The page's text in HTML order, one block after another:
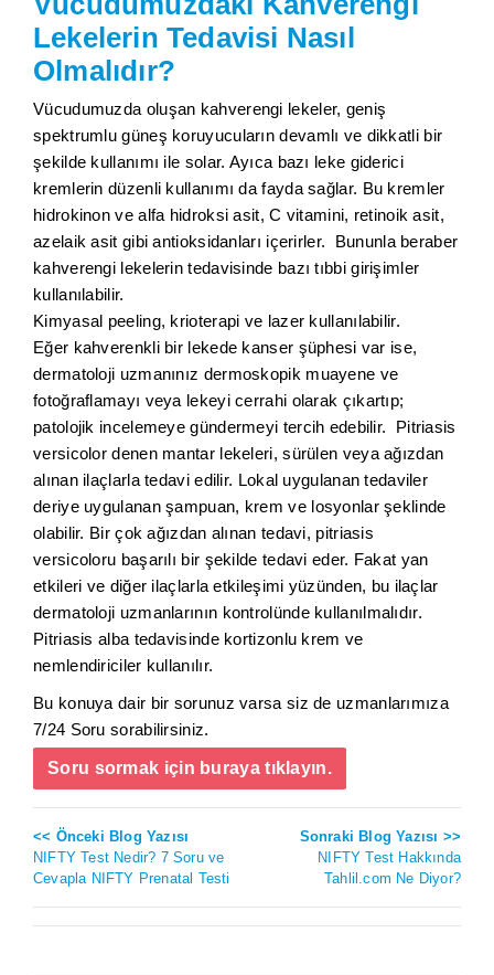
Lekelerin Tedavisi Nasıl
Olmalıdır?
Vücudumuzda oluşan kahverengi lekeler, geniş
spektrumlu güneş koruyucuların devamlı ve dikkatli bir
şekilde kullanımı ile solar. Ayıca bazı leke giderici
kremlerin düzenli kullanımı da fayda sağlar. Bu kremler
hidrokinon ve alfa hidroksi asit, C vitamini, retinoik asit,
azelaik asit gibi antioksidanları içerirler. Bununla beraber
kahverengi lekelerin tedavisinde bazı tıbbi girişimler
kullanılabilir.
Kimyasal peeling, krioterapi ve lazer kullanılabilir.
Eğer kahverenkli bir lekede kanser şüphesi var ise,
dermatoloji uzmanınız dermoskopik muayene ve
fotoğraflamayı veya lekeyi cerrahi olarak çıkartıp;
patolojik incelemeye gündermeyi tercih edebilir. Pitriasis
versicolor denen mantar lekeleri, sürülen veya ağızdan
alınan ilaçlarla tedavi edilir. Lokal uygulanan tedaviler
deriye uygulanan şampuan, krem ve losyonlar şeklinde
olabilir. Bir çok ağızdan alınan tedavi, pitriasis
versicoloru başarılı bir şekilde tedavi eder. Fakat yan
etkileri ve diğer ilaçlarla etkileşimi yüzünden, bu ilaçlar
dermatoloji uzmanlarının kontrolünde kullanılmalıdır.
Pitriasis alba tedavisinde kortizonlu krem ve
nemlendiriciler kullanılır.
Bu konuya dair bir sorunuz varsa siz de uzmanlarımıza
7/24 Soru sorabilirsiniz.
Soru sormak için buraya tıklayın.
<< Önceki Blog Yazısı
NIFTY Test Nedir? 7 Soru ve
Cevapla NIFTY Prenatal Testi
Sonraki Blog Yazısı >>
NIFTY Test Hakkında
Tahlil.com Ne Diyor?